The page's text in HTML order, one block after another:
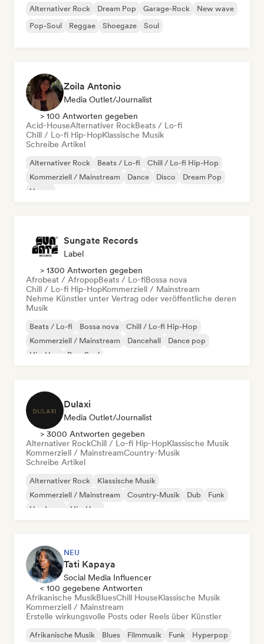
Alternativer Rock Dream Pop Garage-Rock
New wave
Pop-Soul
Reggae Shoegaze Soul
Zoila Antonio
Media Outlet/Journalist
> 100 Antworten gegeben
Acid-HouseAlternativer RockBeats / Lo-fi
Chill / Lo-fi Hip-HopKlassische Musik
Schreibe Artikel
Alternativer Rock Beats / Lo-fi
Chill / Lo-fi Hip-Hop
Kommerziell / Mainstream
Dance Disco
Dream Pop
House
Sungate Records
Label
> 1300 Antworten gegeben
Afrobeat / AfropopBeats / Lo-fiBossa nova
Chill / Lo-fi Hip-HopKommerziell / Mainstream
Nehme Künstler unter Vertrag oder veröffentliche deren
Musik
Beats / Lo-fi Bossa nova
Chill / Lo-fi Hip-Hop
Kommerziell / Mainstream
Dancehall
Dance pop
Hip-Hop
Pop-Soul
Dulaxi
Media Outlet/Journalist
> 3000 Antworten gegeben
Alternativer RockChill / Lo-fi Hip-HopKlassische Musik
Kommerziell / MainstreamCountry-Musik
Schreibe Artikel
Alternativer Rock
Klassische Musik
Kommerziell / Mainstream
Country-Musik Dub
Funk
Hardcore
Hip-Hop
NEU
Tati Kapaya
Social Media Influencer
< 100 gegebene Antworten
Afrikanische MusikBluesChill HouseKlassische Musik
Kommerziell / Mainstream
Erstelle wirkungsvolle Posts oder Reels über Künstler
Afrikanische Musik Blues Filmmusik Funk Hyperpop